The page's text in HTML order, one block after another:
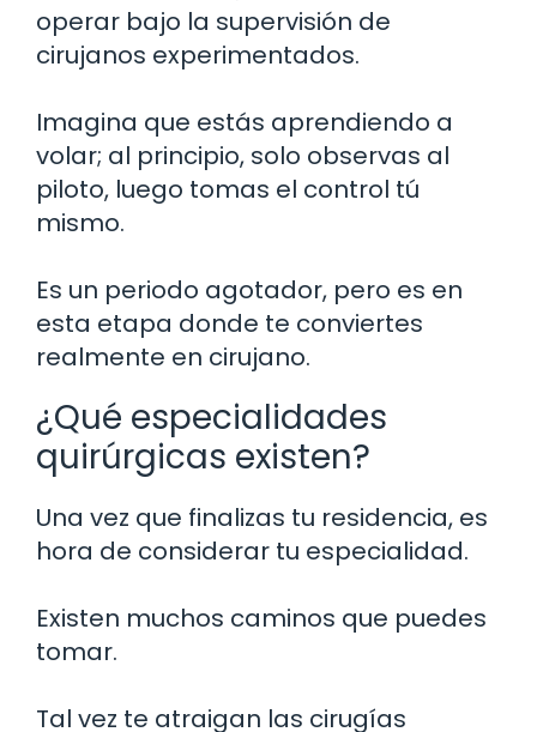
operar bajo la supervisión de
cirujanos experimentados.
Imagina que estás aprendiendo a
volar; al principio, solo observas al
piloto, luego tomas el control tú
mismo.
Es un periodo agotador, pero es en
esta etapa donde te conviertes
realmente en cirujano.
¿Qué especialidades
quirúrgicas existen?
Una vez que finalizas tu residencia, es
hora de considerar tu especialidad.
Existen muchos caminos que puedes
tomar.
Tal vez te atraigan las cirugías